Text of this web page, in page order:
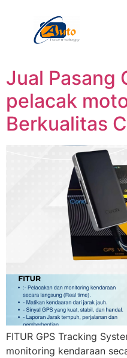
Jual Pasang
pelacak
Berkualitas
FITUR GPS Tracking
monitoring kendaraan